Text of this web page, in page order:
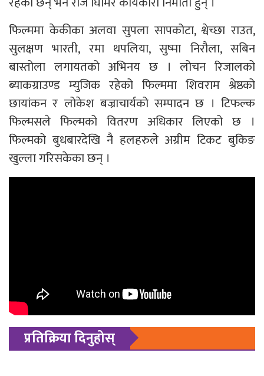
फिल्ममा केकीका अलवा सुपला सापकोटा, श्वेच्छा राउत,
सुलक्षण भारती, रमा थपलिया, सुष्मा निरौला, सबिन
बास्तोला लगायतको अभिनय छ । लोचन रिजालको
ब्याकग्राउण्ड म्युजिक रहेको फिल्ममा शिवराम श्रेष्ठको
छायांकन र लोकेश बज्राचार्यको सम्पादन छ । टिफल्क
फिल्मसले फिल्मको वितरण अधिकार लिएको छ ।
फिल्मको बुधबारदेखि नै हलहरुले अग्रीम टिकट बुकिङ
खुल्ला गरिसकेका छन् ।
प्रतिक्रिया दिनुहोस्